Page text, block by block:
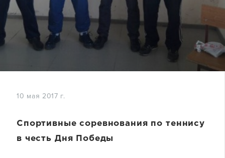
10 мая 2017 г.
Спортивные соревнования по теннису
в честь Дня Победы